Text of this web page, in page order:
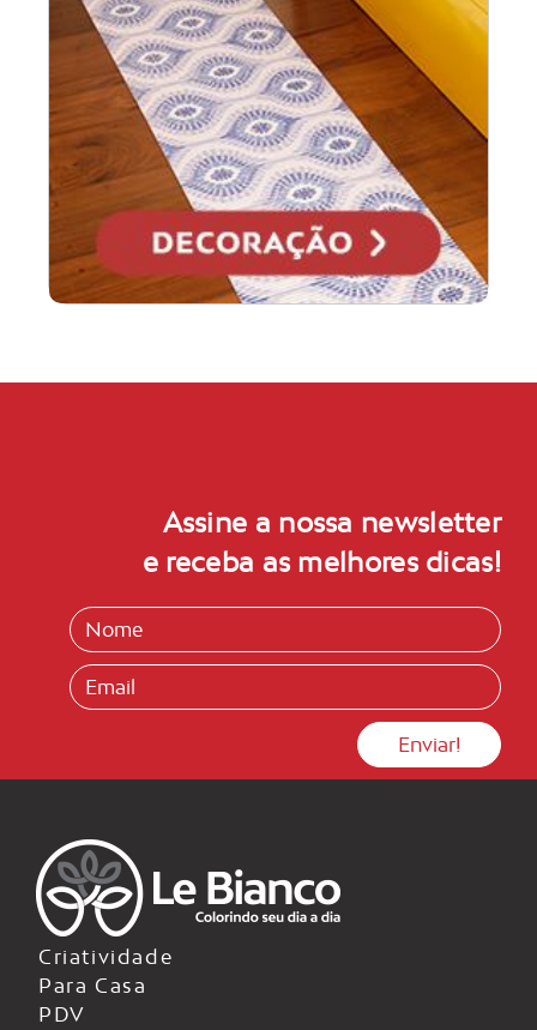
Assine a nossa newsletter
e receba as melhores dicas!
Criatividade
Para Casa
PDV